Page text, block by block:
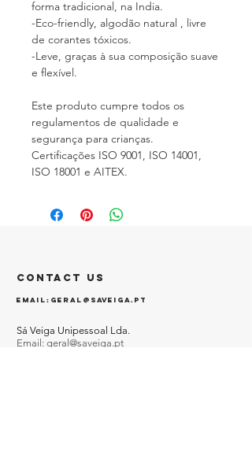
forma tradicional, na India.
-Eco-friendly, algodão natural , livre
de corantes tóxicos.
-Leve, graças à sua composição suave
e flexível.
Este produto cumpre todos os
regulamentos de qualidade e
segurança para crianças.
Certificações ISO 9001, ISO 14001,
ISO 18001 e AITEX.
CONTACT US
EMAIL: GERAL@SAVEIGA.PT
Sá Veiga Unipessoal Lda.
Email: geral@saveiga.pt